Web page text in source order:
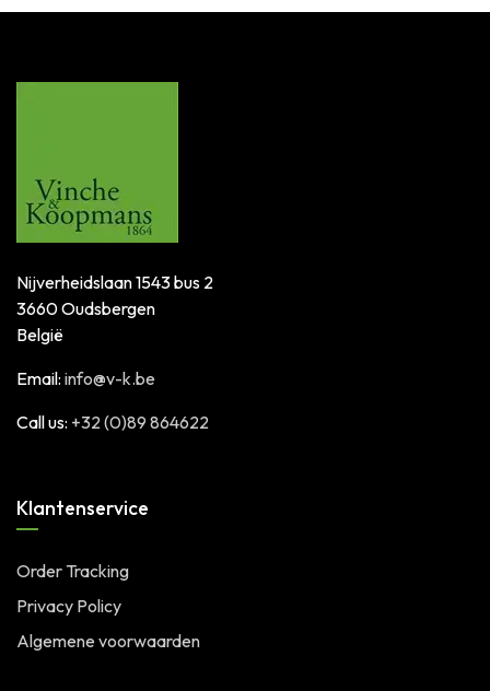
Nijverheidslaan 1543 bus 2
3660 Oudsbergen
België
Email: info@v-k.be
Call us: +32 (0)89 864622
Klantenservice
Order Tracking
Privacy Policy
Algemene voorwaarden